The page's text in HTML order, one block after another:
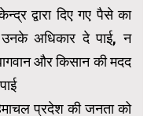
द्वारा दिए गए पैसे का
अधिकार दे पाई, न
और किसान की मदद
प्रदेश की जनता को